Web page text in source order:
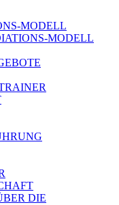
MODELL
MODELL
DIE